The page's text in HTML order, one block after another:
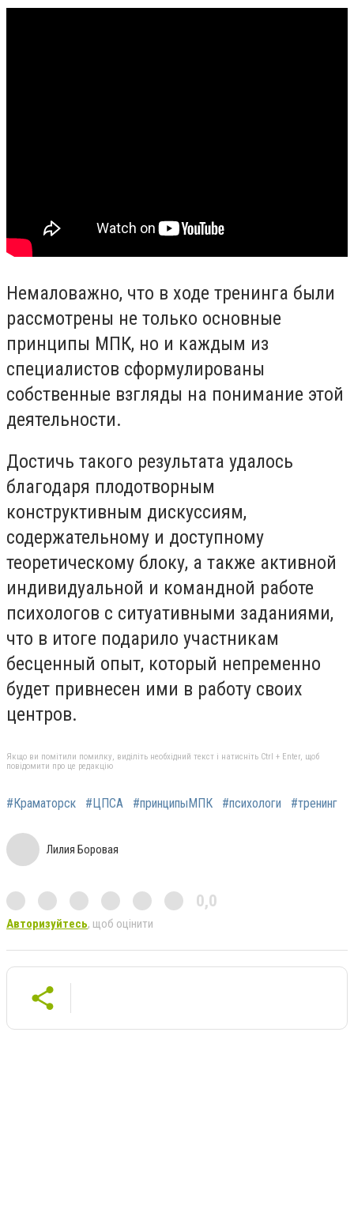
Немаловажно, что в ходе тренинга были
рассмотрены не только основные
принципы МПК, но и каждым из
специалистов сформулированы
собственные взгляды на понимание этой
деятельности.
Достичь такого результата удалось
благодаря плодотворным
конструктивным дискуссиям,
содержательному и доступному
теоретическому блоку, а также активной
индивидуальной и командной работе
психологов с ситуативными заданиями,
что в итоге подарило участникам
бесценный опыт, который непременно
будет привнесен ими в работу своих
центров.
Якщо ви помітили помилку, виділіть необхідний текст і натисніть Ctrl + Enter, щоб
повідомити про це редакцію
#Краматорск #ЦПСА #принципыМПК #психологи #тренинг
Лилия Боровая
0,0
Авторизуйтесь, щоб оцінити